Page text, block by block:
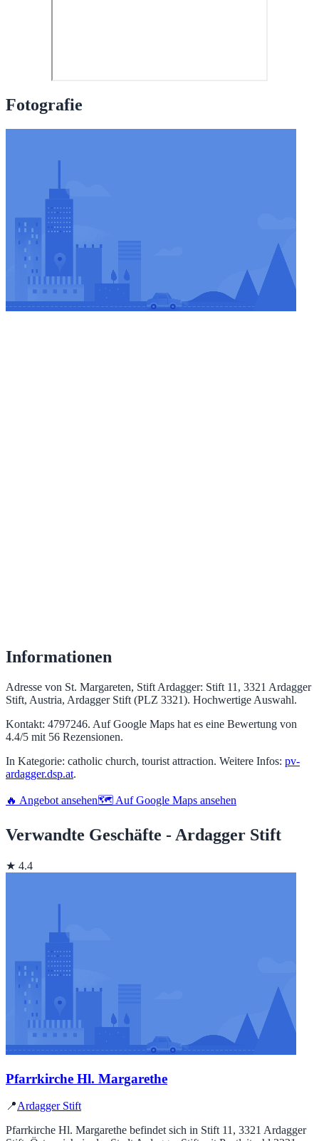
Fotografie
Informationen
Adresse von St. Margareten, Stift Ardagger: Stift 11, 3321 Ardagger
Stift, Austria, Ardagger Stift (PLZ 3321). Hochwertige Auswahl.
Kontakt: 4797246. Auf Google Maps hat es eine Bewertung von
4.4/5 mit 56 Rezensionen.
In Kategorie: catholic church, tourist attraction. Weitere Infos: pv-
ardagger.dsp.at.
🔥 Angebot ansehen🗺️ Auf Google Maps ansehen
Verwandte Geschäfte - Ardagger Stift
★ 4.4
Pfarrkirche Hl. Margarethe
📍Ardagger Stift
Pfarrkirche Hl. Margarethe befindet sich in Stift 11, 3321 Ardagger